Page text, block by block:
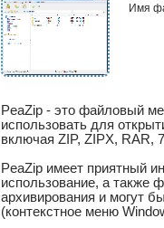
Имя
PeaZip - это файловый
использовать для
включая ZIP, ZIPX, RAR,
PeaZip имеет приятный
использование, а также
архивирования и могут
(контекстное меню